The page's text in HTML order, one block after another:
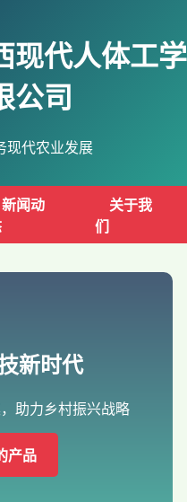
现代人体工学
公司
现代农业发展
新闻动
关于我
们
新时代
助力乡村振兴战略
产品